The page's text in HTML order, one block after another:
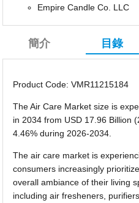
Empire Candle Co. LLC
簡介 目錄
Product Code: VMR11215184
The Air Care Market size is
in 2034 from USD 17.96 Billion
4.46% during 2026-2034.
The air care market is
consumers increasingly
overall ambiance of their living
including air fresheners,